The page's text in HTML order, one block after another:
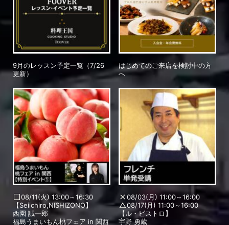
9月のレッスン予定一覧（7/26
更新）
はじめてのご来店を検討中の方
へ
08/11(火) 13:00～16:30
【Seiichiro,NISHIZONO】
西園 誠一郎
福島うまいもん桃フェア in 関西
08/03(月) 11:00～16:00
08/17(月) 11:00～16:00
【ル・ビストロ】
宇野 勇蔵